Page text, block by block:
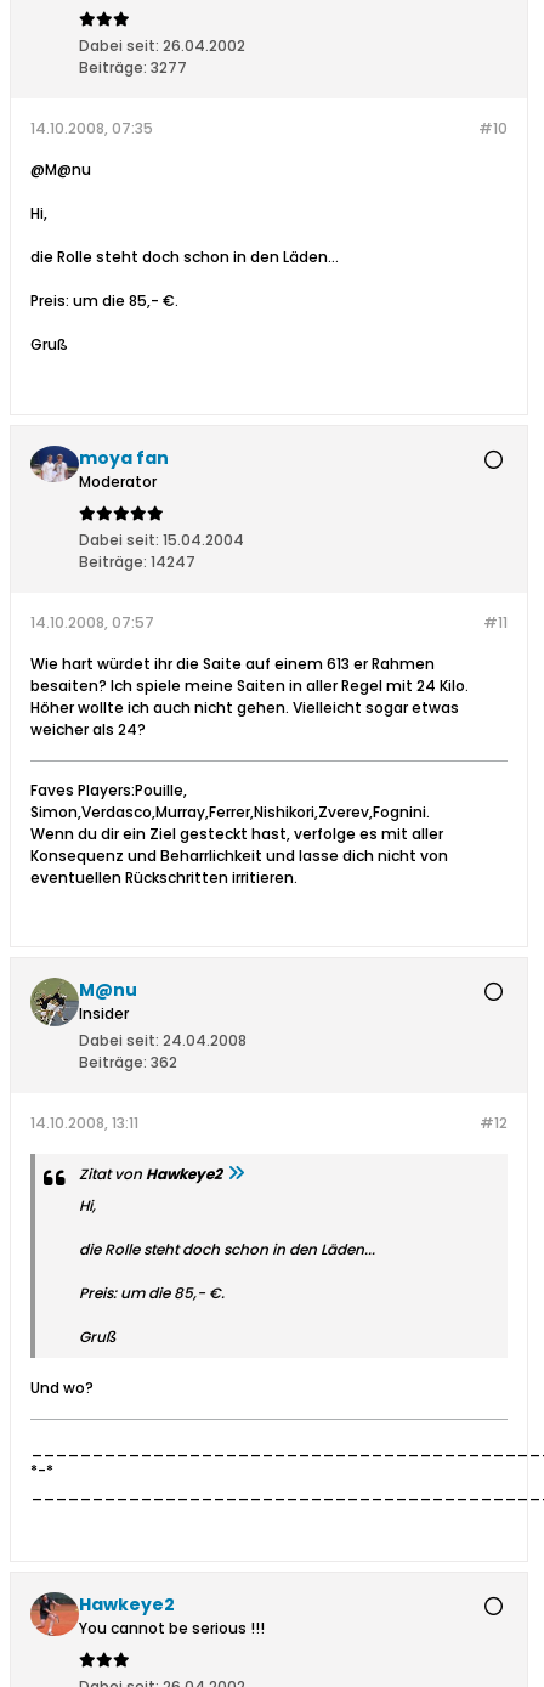
Dabei seit: 26.04.2002
Beiträge: 3277
#10
14.10.2008, 07:35
@M@nu
Hi,
die Rolle steht doch schon in den Läden...
Preis: um die 85,- €.
Gruß
moya fan
Moderator
Dabei seit: 15.04.2004
Beiträge: 14247
#11
14.10.2008, 07:57
Wie hart würdet ihr die Saite auf einem 613 er Rahmen
besaiten? Ich spiele meine Saiten in aller Regel mit 24 Kilo.
Höher wollte ich auch nicht gehen. Vielleicht sogar etwas
weicher als 24?
Faves Players:Pouille,
Simon,Verdasco,Murray,Ferrer,Nishikori,Zverev,Fognini.
Wenn du dir ein Ziel gesteckt hast, verfolge es mit aller
Konsequenz und Beharrlichkeit und lasse dich nicht von
eventuellen Rückschritten irritieren.
M@nu
Insider
Dabei seit: 24.04.2008
Beiträge: 362
#12
14.10.2008, 13:11
Zitat vonHawkeye2
Hi,
die Rolle steht doch schon in den Läden...
Preis: um die 85,- €.
Gruß
Und wo?
*-*
Hawkeye2
You cannot be serious !!!